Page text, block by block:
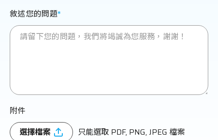
敘述您的問題
附件
選擇檔案
只能選取 PDF, PNG, JPEG 檔案